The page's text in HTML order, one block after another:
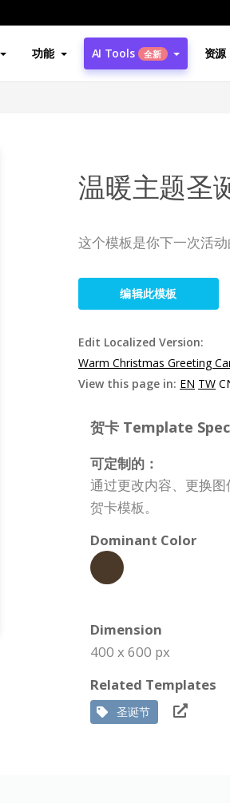
功能 AI Tools 全新 资源
温暖主题圣
这个模板是你下一次活
编辑此模板
Edit Localized Version:
Warm Christmas Greeting
View this page in: EN TW
贺卡 Template
可定制的：
通过更改内容、更换
贺卡模板。
Dominant Color
Dimension
400 x 600 px
Related Templates
圣诞节